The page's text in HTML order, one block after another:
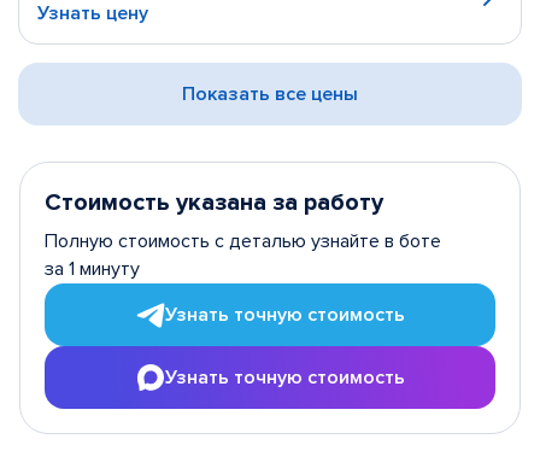
Узнать цену
Показать все цены
Стоимость указана за работу
Полную стоимость с деталью узнайте в боте
за 1 минуту
Узнать точную стоимость
Узнать точную стоимость